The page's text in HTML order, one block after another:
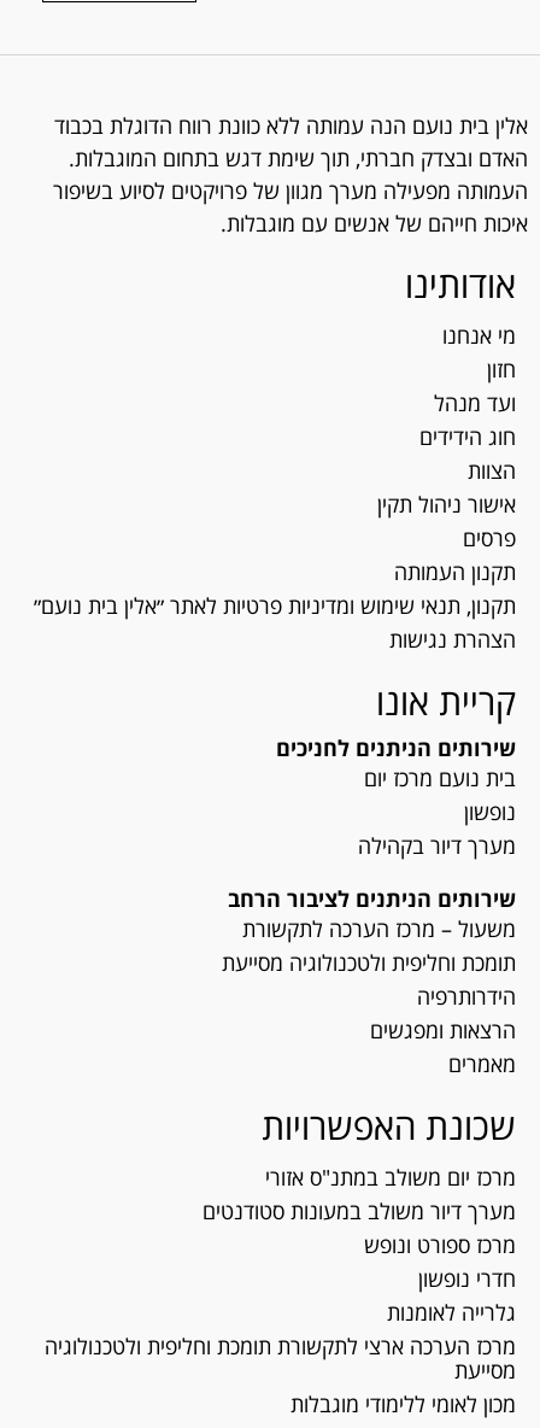
אלין בית נועם הנה עמותה ללא כוונת רווח הדוגלת בכבוד
האדם ובצדק חברתי, תוך שימת דגש בתחום המוגבלות.
העמותה מפעילה מערך מגוון של פרויקטים לסיוע בשיפור
איכות חייהם של אנשים עם מוגבלות.
אודותינו
מי אנחנו
חזון
ועד מנהל
חוג הידידים
הצוות
אישור ניהול תקין
פרסים
תקנון העמותה
תקנון, תנאי שימוש ומדיניות פרטיות לאתר ״אלין בית נועם״
הצהרת נגישות
קריית אונו
שירותים הניתנים לחניכים
בית נועם מרכז יום
נופשון
מערך דיור בקהילה
שירותים הניתנים לציבור הרחב
משעול – מרכז הערכה לתקשורת
תומכת וחליפית ולטכנולוגיה מסייעת
הידרותרפיה
הרצאות ומפגשים
מאמרים
שכונת האפשרויות
מרכז יום משולב במתנ"ס אזורי
מערך דיור משולב במעונות סטודנטים
מרכז ספורט ונופש
חדרי נופשון
גלרייה לאומנות
מרכז הערכה ארצי לתקשורת תומכת וחליפית ולטכנולוגיה
מסייעת
מכון לאומי ללימודי מוגבלות